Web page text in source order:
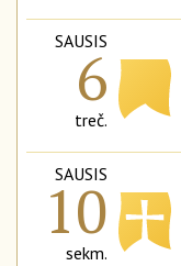
SAUSIS
6
treč.
SAUSIS
10
sekm.